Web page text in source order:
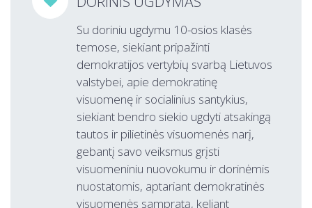
Su doriniu ugdymu 10-osios klasės
temose, siekiant pripažinti
demokratijos vertybių svarbą Lietuvos
valstybei, apie demokratinę
visuomenę ir socialinius santykius,
siekiant bendro siekio ugdyti atsakingą
tautos ir pilietinės visuomenės narį,
gebantį savo veiksmus grįsti
visuomeniniu nuovokumu ir dorinėmis
nuostatomis, aptariant demokratinės
visuomenės sampratą, keliant